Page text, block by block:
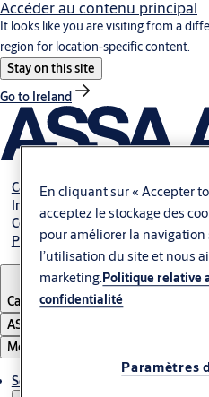
Accéder au contenu principal
It looks like you are visiting from a
region for location-specific content.
Stay on this site
Go to Ireland
Carrière
Investisseurs
Contactez-nous
Payer votre facture
Canada·Français
ASSA ABLOY Group
Menu
Solutions
En cliquant sur « Accepter
acceptez le stockage des
pour améliorer la navigation
l’utilisation du site et nous
marketing.Politique relative
confidentialité
Paramètres